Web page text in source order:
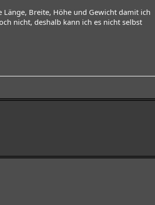
Länge, Breite, Höhe und Gewicht damit ich
nicht, deshalb kann ich es nicht selbst